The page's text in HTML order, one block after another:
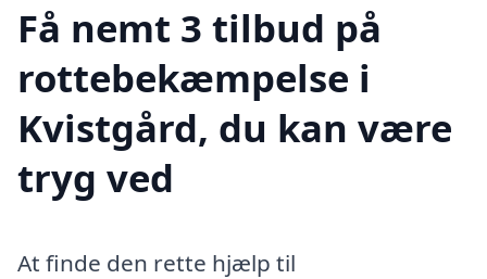
Få nemt 3 tilbud på
rottebekæmpelse i
Kvistgård, du kan være
tryg ved
At finde den rette hjælp til